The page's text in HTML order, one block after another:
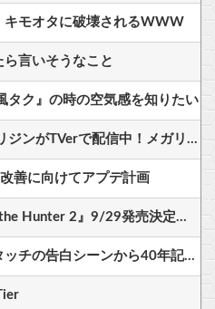
キモオタに破壊されるWWW
言いそうなこと
ク』の時の空気感を知りたい
ポケットモンスター ジ・オリジンがTVerで配信中！メガリザードンXが初お披露目された作品
善に向けてアプデ計画
ハンティングシム『Way of the Hunter 2』9/29発売決定＆PSStoreでプレオーダー可能に—デラックス版は24時間早期アクセス、前作購入者は10％割引も
【画像】漫画家あだち充、タッチの告白シーンから40年記念で自分自身が浅倉南になりきり投稿